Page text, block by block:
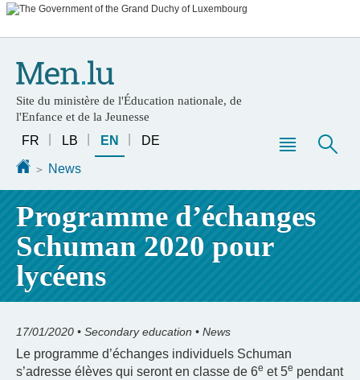
Go
Go
Site du ministère de l'Éducation nationale, de
l'Enfance et de la Jeunesse
main
Changer
langue
FR LB EN
DE
Homepage
News
Programme d’échanges
Schuman 2020 pour
lycéens
17/01/2020 • Secondary education • News
Le programme d’échanges individuels Schuman
s’adresse élèves qui seront en classe de 6e et 5e pendant